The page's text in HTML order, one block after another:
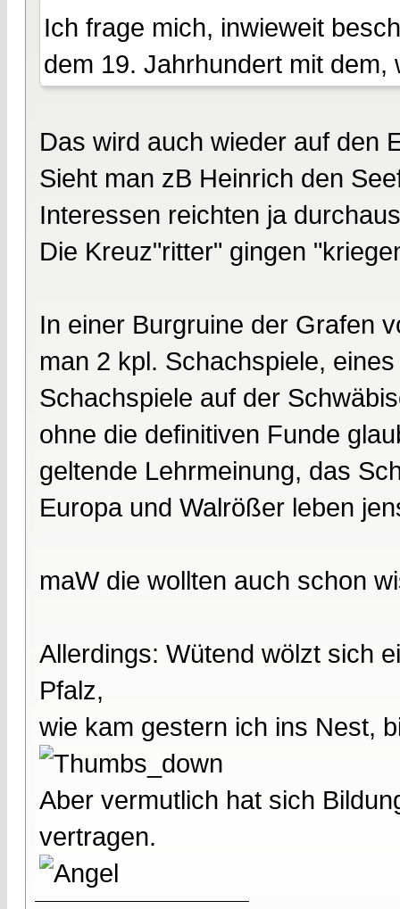
Ich frage mich, inwieweit
dem 19. Jahrhundert mit
Das wird auch wieder auf den
Sieht man zB Heinrich den
Interessen reichten ja
Die Kreuz"ritter" gingen
In einer Burgruine der Grafen
man 2 kpl. Schachspiele,
Schachspiele auf der
ohne die definitiven Funde
geltende Lehrmeinung, das
Europa und Walrößer leben
maW die wollten auch schon
Allerdings: Wütend wölzt sich
Pfalz,
wie kam gestern ich ins Nest,
Aber vermutlich hat sich
vertragen.